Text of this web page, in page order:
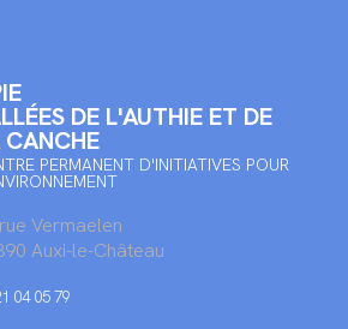
DE L'AUTHIE ET DE
CANCHE
PERMANENT D'INITIATIVES POUR
Vermaelen
Auxi-le-Château
04 05 79